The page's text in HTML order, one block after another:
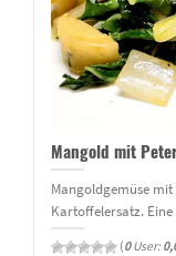
Mangold mit
Mangoldgemüse
Kartoffelersatz.
(0User: